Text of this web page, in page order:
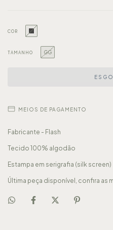
COR
TAMANHO GG
MEIOS DE PAGAMENTO
Fabricante - Flash
Tecido 100% algodão
Estampa em serigrafia (silk screen)
Última peça disponível, confira as